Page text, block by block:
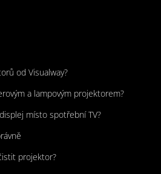
od Visualway?
a lampovým projektorem?
místo spotřební TV?
projektor?